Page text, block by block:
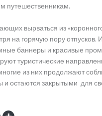
путешественникам.
вырваться из
на горячую пору отпусков.
баннеры и красивые
туристические
из них продолжают
и остаются закрытыми для